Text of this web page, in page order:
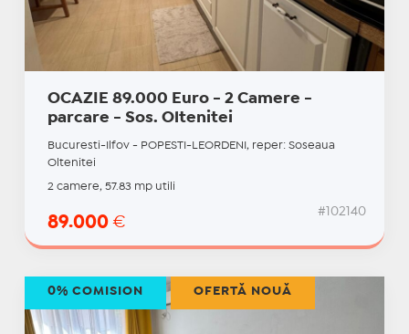
OCAZIE 89.000 Euro - 2 Camere -
parcare - Sos. Oltenitei
Bucuresti-Ilfov - POPESTI-LEORDENI, reper: Soseaua
Oltenitei
2 camere, 57.83 mp utili
89.000 €
#102140
0% COMISION OFERTĂ NOUĂ